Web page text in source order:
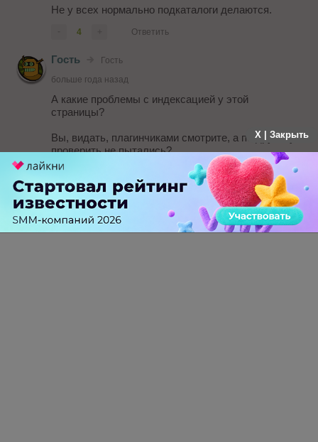
Не у всех нормально подкаталоги делаются.
4 Ответить
Гость
Гость
больше года назад
А какие проблемы с индексацией у этой
страницы?
Вы, видать, плагинчиками смотрите, а по другому
проверить не пытались?
Страница в индексе.
Поищите в Яндексе: « 6ED1052-1CC01-0BA6 Тесла
Инжиниринг»
X | Закрыть